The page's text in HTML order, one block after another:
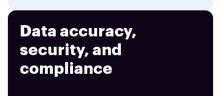
Data accuracy,
security, and
compliance